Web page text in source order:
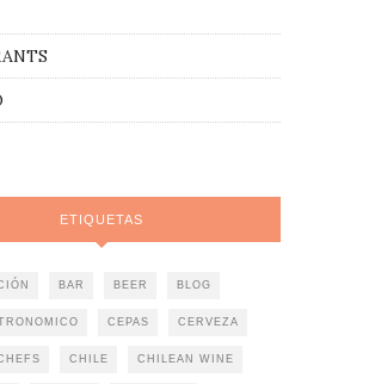
ETIQUETAS
BAR BEER BLOG
CEPAS CERVEZA
CHILE CHILEAN WINE